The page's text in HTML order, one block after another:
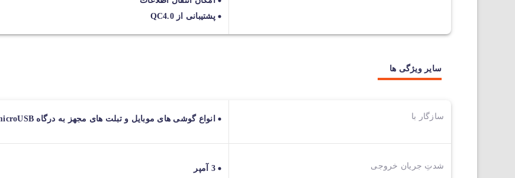
پشتیبانی از QC4.0
سایر ویژگی ها
سازگار با انواع گوشی های موبایل و تبلت های مجهز به درگاه microUSB
شدتِ جریان خروجی 3 آمپر